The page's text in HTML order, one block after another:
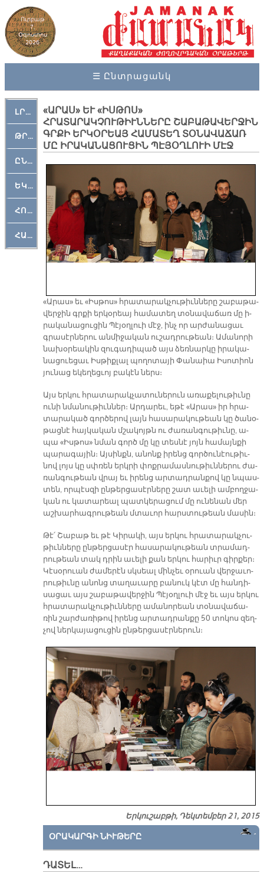
Ուրբաթ
7,
Օգոստոս
2026
☰ Ընտրացանկ
ԼՐԱՀՈՍ
ԹՐՔԱՀԱՅ ԿԵԱՆՔ
ԸՆԿԵՐԱՄՇԱԿՈՒԹԱՅԻՆ
ԵԿԵՂԵՑԱԿԱՆ
ՀՈԳԵՄՏԱՒՈՐ
ՀԱՐԹԱԿ
«ԱՐԱՍ» ԵՒ «ԻՍԹՈՍ»
ՀՐԱՏԱՐԱԿՉՈՒԹԻՒՆՆԵՐԸ ՇԱԲԱԹԱՎԵՐՋԻՆ
ԳՐՔԻ ԵՐԿՕՐԵԱՅ ՀԱՄԱՏԵՂ ՏՕՆԱՎԱՃԱՌ
ՄԸ ԻՐԱԿԱՆԱՑՈՒՑԻՆ ՊԷՅՕՂԼՈՒԻ ՄԷՋ
«Ա­րաս» եւ «Իս­թոս» հրա­տա­րակ­չու­թիւն­նե­րը շա­բա­թա­
վեր­ջին գրքի եր­կօ­րեայ հա­մա­տեղ տօ­նա­վա­ճառ մը ի­
րա­կա­նա­ցու­ցին Պէ­յօղ­լուի մէջ, ինչ որ ար­ժա­նա­ցաւ
գրա­սէր­նե­րու ան­մի­ջա­կան ու­շադ­րու­թեան։ Ա­մա­նո­րի
նա­խօ­րեա­կին զու­գա­դի­պած այս ձեռ­նար­կը ի­րա­կա­
նա­ցուե­ցաւ Իս­թիք­լալ պո­ղո­տա­յի Փա­նաիա Ի­սո­տիոն
յու­նաց ե­կե­ղեց­ւոյ բա­կէն ներս։
Այս եր­կու հրա­տա­րակ­չա­տու­նե­րուն ա­ռա­քե­լու­թիւ­նը
ու­նի նմա­նու­թիւն­ներ։ Ար­դա­րեւ, ե­թէ «Ա­րաս» իր հրա­
տա­րա­կած գոր­ծե­րով լայն հա­սա­րա­կու­թեան կը ծա­նօ­
թաց­նէ հայ­կա­կան մշա­կոյթն ու ժա­ռան­գու­թիւ­նը, ա­
պա «Իս­թոս» նման գործ մը կը տես­նէ յոյն հա­մայն­քի
պա­րա­գա­յին։ Այ­սինքն, ա­նոնք ի­րենց գոր­ծու­նէու­թիւ­
նով լոյս կը սփռեն երկ­րի փոք­րա­մաս­նու­թիւն­նե­րու ժա­
ռան­գու­թեան վրայ եւ ի­րենց ար­տադ­րան­քով կը նպաս­
տեն, որ­պէս­զի ըն­թեր­ցա­սէր­նե­րը շատ ա­ւե­լի ամ­բող­ջա­
կան ու կա­տա­րեալ պատ­կե­րա­ցում մը ու­նե­նան մեր
աշ­խար­հագ­րու­թեան մտա­ւոր հարս­տու­թեան մա­սին։
Թէ՛ Շա­բաթ եւ թէ Կի­րա­կի, այս եր­կու հրա­տա­րակ­չու­
թիւն­նե­րը ըն­թեր­ցա­սէր հա­սա­րա­կու­թեան տրա­մադ­
րու­թեան տակ դրին ա­ւե­լի քան եր­կու հա­րիւր գիր­քեր։
Կէ­սօ­րուան ժա­մե­րէն սկսեալ մին­չեւ օ­րուան վեր­ջա­ւո­
րու­թիւ­նը ա­նոնց տա­ղա­ւա­րը բա­նուկ կէտ մը հան­դի­
սա­ցաւ այս շա­բա­թա­վեր­ջին Պէ­յօղ­լուի մէջ եւ այս եր­կու
հրա­տա­րակ­չու­թիւն­նե­րը ա­մա­նո­րեան տօ­նա­վա­ճա­
ռին շար­ժա­ռի­թով ի­րենց ար­տադ­րան­քը 50 տո­կոս զեղ­
չով ներ­կա­յա­ցու­ցին ըն­թեր­ցա­սէր­նե­րուն։
Երկուշաբթի, Դեկտեմբեր 21, 2015
ՕՐԱԿԱՐԳԻ ՆԻՒԹԵՐԸ
ԴԱՏԵԼ…